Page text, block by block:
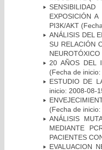
EXPOSICIÓN
PI3K/AKT
ANÁLISIS DEL
SU RELACIÓN
NEUROTÓXICO
20 AÑOS DEL
(Fecha de
ESTUDIO DE
inicio: 2008-08-
(Fecha de
ANÁLISIS
MEDIANTE
PACIENTES
EVALUACION